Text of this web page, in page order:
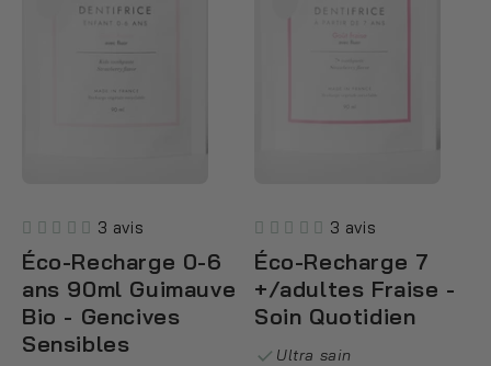
3 avis
Éco-Recharge 0-6
ans 90ml Guimauve
Bio - Gencives
Sensibles
3 avis
Éco-Recharge 7
+/adultes Fraise -
Soin Quotidien
Ultra sain